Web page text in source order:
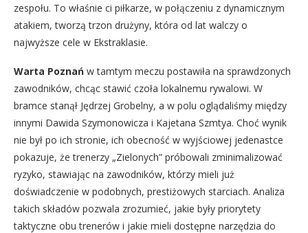
zespołu. To właśnie ci piłkarze, w połączeniu z dynamicznym
atakiem, tworzą trzon drużyny, która od lat walczy o
najwyższe cele w Ekstraklasie.
Warta Poznań w tamtym meczu postawiła na sprawdzonych
zawodników, chcąc stawić czoła lokalnemu rywalowi. W
bramce stanął Jędrzej Grobelny, a w polu oglądaliśmy między
innymi Dawida Szymonowicza i Kajetana Szmtya. Choć wynik
nie był po ich stronie, ich obecność w wyjściowej jedenastce
pokazuje, że trenerzy „Zielonych” próbowali zminimalizować
ryzyko, stawiając na zawodników, którzy mieli już
doświadczenie w podobnych, prestiżowych starciach. Analiza
takich składów pozwala zrozumieć, jakie były priorytety
taktyczne obu trenerów i jakie mieli dostępne narzędzia do